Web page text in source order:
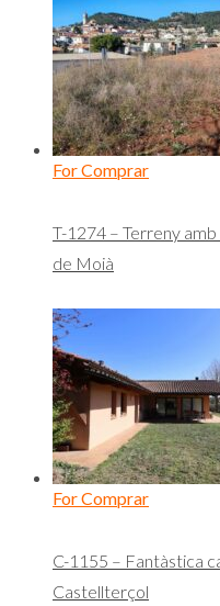
For Comprar
T-1274 – Terreny
de Moià
For Comprar
C-1155 – Fantàstica
Castellterçol